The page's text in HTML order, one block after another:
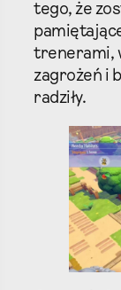
tego, że
trenerami,
zagrożeń i
radziły.